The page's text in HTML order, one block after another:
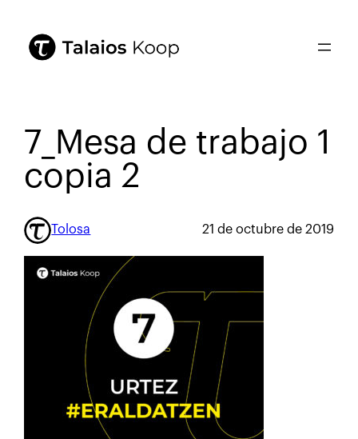
7_Mesa de trabajo 1
copia 2
Tolosa 21 de octubre de 2019